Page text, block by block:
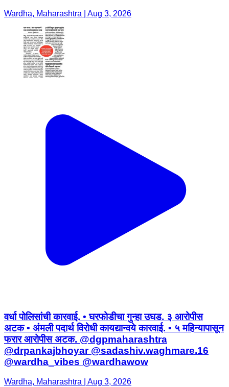
Wardha, Maharashtra | Aug 3, 2026
वर्धा पोलिसांची कारवाई. • घरफोडीचा गुन्हा उघड. ३ आरोपीस
अटक • अंमली पदार्थ विरोधी कायद्यान्वये कारवाई. • ५ महिन्यापासून
फरार आरोपीस अटक. @dgpmaharashtra
@drpankajbhoyar @sadashiv.waghmare.16
@wardha_vibes @wardhawow
Wardha, Maharashtra | Aug 3, 2026